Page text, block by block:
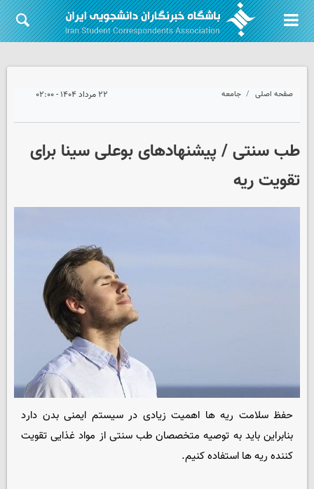
صفحه اصلی جامعه ۲۲ مرداد ۱۴۰۴ - ۰۲:۰۰
طب سنتی / پیشنهادهای بوعلی سینا برای
تقویت ریه
حفظ سلامت ریه ها اهمیت زیادی در سیستم ایمنی بدن دارد
بنابراین باید به توصیه متخصصان طب سنتی از مواد غذایی تقویت
کننده ریه ها استفاده کنیم.